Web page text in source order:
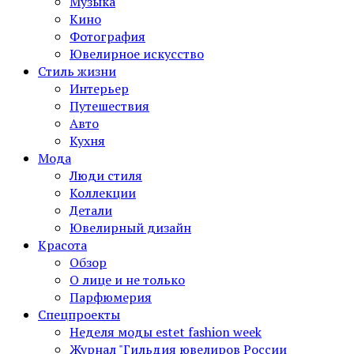
Кино
Фотография
Ювелирное искусство
Стиль жизни
Интерьер
Путешествия
Авто
Кухня
Мода
Люди стиля
Коллекции
Детали
Ювелирный дизайн
Красота
Обзор
О лице и не только
Парфюмерия
Спецпроекты
Неделя моды estet fashion week
Журнал "Гильдия ювелиров России